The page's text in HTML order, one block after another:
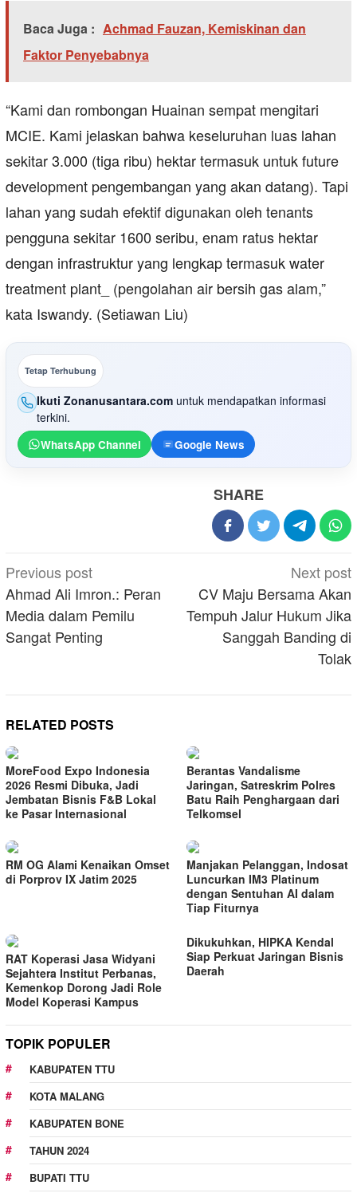
Baca Juga : Achmad Fauzan, Kemiskinan dan
Faktor Penyebabnya
“Kami dan rombongan Huainan sempat mengitari
MCIE. Kami jelaskan bahwa keseluruhan luas lahan
sekitar 3.000 (tiga ribu) hektar termasuk untuk future
development pengembangan yang akan datang). Tapi
lahan yang sudah efektif digunakan oleh tenants
pengguna sekitar 1600 seribu, enam ratus hektar
dengan infrastruktur yang lengkap termasuk water
treatment plant_ (pengolahan air bersih gas alam,”
kata Iswandy. (Setiawan Liu)
Tetap Terhubung
Ikuti Zonanusantara.com untuk mendapatkan informasi
terkini.
WhatsApp Channel Google News
SHARE
Post
navigation
Previous post
Ahmad Ali Imron.: Peran
Media dalam Pemilu
Sangat Penting
Next post
CV Maju Bersama Akan
Tempuh Jalur Hukum Jika
Sanggah Banding di
Tolak
RELATED POSTS
MoreFood Expo Indonesia
2026 Resmi Dibuka, Jadi
Jembatan Bisnis F&B Lokal
ke Pasar Internasional
Berantas Vandalisme
Jaringan, Satreskrim Polres
Batu Raih Penghargaan dari
Telkomsel
RM OG Alami Kenaikan Omset
di Porprov IX Jatim 2025
Manjakan Pelanggan, Indosat
Luncurkan IM3 Platinum
dengan Sentuhan AI dalam
Tiap Fiturnya
RAT Koperasi Jasa Widyani
Sejahtera Institut Perbanas,
Kemenkop Dorong Jadi Role
Model Koperasi Kampus
Dikukuhkan, HIPKA Kendal
Siap Perkuat Jaringan Bisnis
Daerah
TOPIK POPULER
KABUPATEN TTU
KOTA MALANG
KABUPATEN BONE
TAHUN 2024
BUPATI TTU